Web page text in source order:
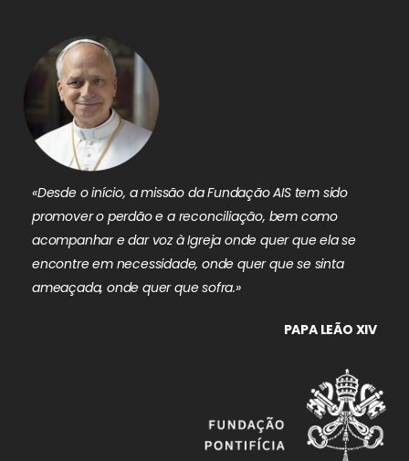
«Desde o início, a missão da Fundação AIS tem sido
promover o perdão e a reconciliação, bem como
acompanhar e dar voz à Igreja onde quer que ela se
encontre em necessidade, onde quer que se sinta
ameaçada, onde quer que sofra.»
PAPA LEÃO XIV